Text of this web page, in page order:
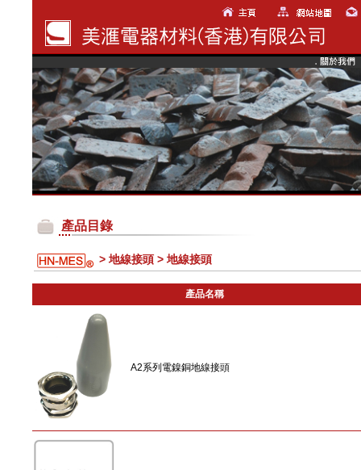
產品目錄
> 地線接頭 > 地線接頭
產品名稱
A2系列電鎳銅地線接頭